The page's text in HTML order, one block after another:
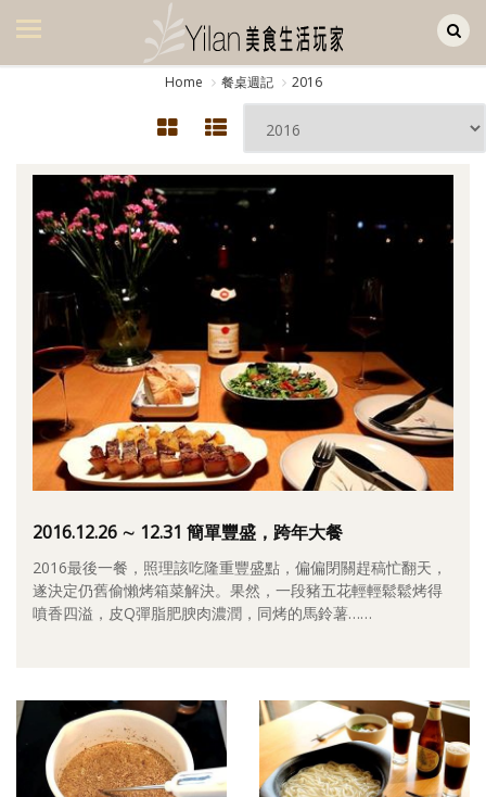
美食集
旅遊美食集
生活風
書房集
日記簿
餐桌週記
享樂隨手拍
創意出版服務
個人著作
活動實況記錄
Home 餐桌週記 2016
2016.12.26 ∼ 12.31 簡單豐盛，跨年大餐
2016最後一餐，照理該吃隆重豐盛點，偏偏閉關趕稿忙翻天，
遂決定仍舊偷懶烤箱菜解決。果然，一段豬五花輕輕鬆鬆烤得
噴香四溢，皮Q彈脂肥腴肉濃潤，同烤的馬鈴薯……